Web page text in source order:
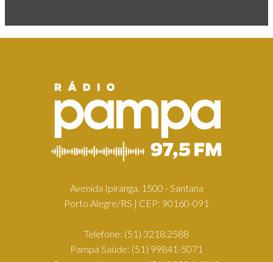
Avenida Ipiranga, 1500 - Santana
Porto Alegre/RS | CEP: 90160-091
Telefone: (51) 3218.2588
Pampa Saúde: (51) 99841-5071